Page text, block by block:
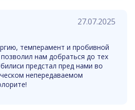
этой замечательной
и пусть до пяти утра
окнами отеля не дают спать, и
поспели и знаменитые
спят на каждом углу, но
Столько впечатлений, что
27.07.2025
темперамент и пробивной
нам добраться до тех
предстал пред нами во
непередаваемом